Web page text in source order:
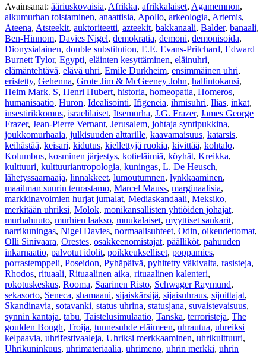
Avainsanat: ääriuskovaisia, Afrikka, afrikkalaiset, Agamemnon,
alkumurhan toistaminen, anaattisia, Apollo, arkeologia, Artemis,
Ateena, Atsteekit, auktoriteetti, azteekit, bakkanaali, Balder, banaali,
Ben-Hinnom, Davies Nigel, demokratia, demoni, demonisoida,
Dionysialainen, double substitution, E.E. Evans-Pritchard, Edward
Burnett Tylor, Egypti, eläinten kesyttäminen, eläinuhri,
elämäntehtävä, elävä uhri, Emile Durkheim, ensimmäinen uhri,
eristetty, Gehenna, Grote Jim & McGeeney John, hallintokausi,
Heim Mark. S, Henri Hubert, historia, homeopatia, Homeros,
humanisaatio, Huron, Idealisointi, Ifigeneia, ihmisuhri, Ilias, inkat,
insestirikkomus, israelilaiset, Itsemurha, J.G. Frazer, James George
Frazer, Jean-Pierre Vernant, Jerusalem, johtaja syntipukkina,
joukkomurhaaia, julkisuuden alttarille, kaavamaisuus, katarsis,
keihästää, keisari, kidutus, kiellettyjä ruokia, kivittää, kohtalo,
Kolumbus, kosminen järjestys, kotieläimiä, köyhät, Kreikka,
kulttuuri, kulttuuriantropologia, kuningas, L. De Heusch,
lähetyssaarnaaja, linnakkeet, lumoutumnen, lynkkaaminen,
maailman suurin teurastamo, Marcel Mauss, marginaalisia,
markkinavoimien hurjat jumalat, Mediaskandaali, Meksiko,
merkitään uhriksi, Molok, monikansallisten yhtiöiden johajat,
murhahuuto, murhien laakso, muukalaiset, myyttiset sankarit,
narrikuningas, Nigel Davies, normaalisuhteet, Odin, oikeudettomat,
Olli Sinivaara, Orestes, osakkeenomistajat, päälliköt, pahuuden
inkarnaatio, palvotut idolit, poikkeukselliset, poppamies,
porrastemppeli, Poseidon, Pyhäpäivä, pyhitetty väkivalta, rasisteja,
Rhodos, rituaali, Rituaalinen aika, rituaalinen kalenteri,
rokotuskeskus, Rooma, Saarinen Risto, Schwager Raymund,
sekasorto, Seneca, shamaani, sijaiskärsijä, sijaisuhraus, sijoittajat,
Skandinavia, sotavanki, status uhrina, statusjana, suvaistevaisuus,
synnin kantaja, tabu, Taistelusimulaatio, Tanska, terroristeja, The
goulden Bough, Troija, tunnesuhde eläimeen, uhrautua, uhreiksi
kelpaavia, uhrifestivaaleja, Uhriksi merkkaaminen, uhrikulttuuri,
Uhrikuninkuus, uhrimateriaalia, uhrimeno, uhrin merkki, uhrin